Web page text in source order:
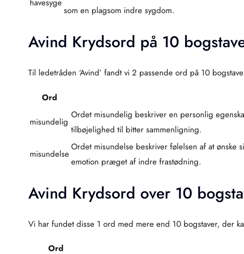
som en plagsom indre sygdom.
Avind Krydsord på 10
Til ledetråden ‘Avind’ fandt vi 2 passende ord på 10
Ord
misundelig
Ordet misundelig beskriver en personlig
tilbøjelighed til bitter sammenligning.
misundelse
Ordet misundelse beskriver følelsen af at
emotion præget af indre frastødning.
Avind Krydsord over 10
Vi har fundet disse 1 ord med mere end 10 bogstaver, der
Ord